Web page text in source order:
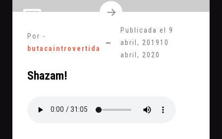
Por -
butacaintrovertida
Publicada el 9
abril, 2019 10
abril, 2020
Shazam!